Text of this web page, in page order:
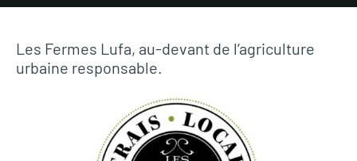
Les Fermes Lufa, au-devant de l’agriculture
urbaine responsable.